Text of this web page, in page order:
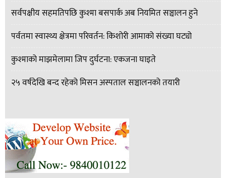
सर्वपक्षीय सहमतिपछि कुश्मा बसपार्क अब नियमित सञ्चालन हुने
पर्वतमा स्वास्थ्य क्षेत्रमा परिवर्तन: किशोरी आमाको संख्या घट्यो
कुश्माको माझमेलामा जिप दुर्घटना: एकजना घाइते
२५ वर्षदेखि बन्द रहेको मिसन अस्पताल सञ्चालनको तयारी